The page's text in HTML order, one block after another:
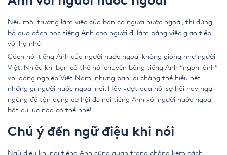
Nếu môi trường làm việc của bạn có người nước ngoài, thì đừng
bỏ qua cách học tiếng Anh cho người đi làm bằng việc giao tiếp
với họ nhé.
Cách nói tiếng Anh của người nước ngoài không giống như người
Việt. Nhiều khi bạn có thể nói chuyện bằng tiếng Anh “ngon lành”
với đồng nghiệp Việt Nam, nhưng bạn lại chẳng thể hiểu hết
những gì người nước ngoài nói. Hãy vượt qua nỗi sợ hãi hay ngại
ngùng để tận dụng cơ hội để nói tiếng Anh với người nước ngoài
bất cứ lúc nào có thể nhé!
Chú ý đến ngữ điệu khi nói
Ngữ điệu khi nói tiếng Anh cũng quan trọng chẳng kém cách